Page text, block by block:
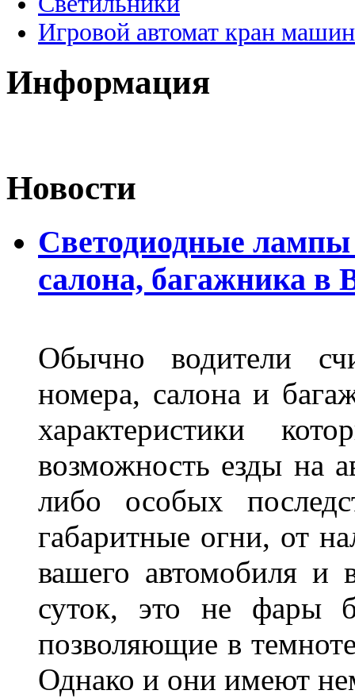
Игровой автомат кран
Информация
Новости
Светодиодные лампы
салона, багажника в
Обычно водители
номера, салона и
характеристики
возможность езды на
либо особых
габаритные огни, от
вашего автомобиля и
суток, это не фары
позволяющие в
Однако и они имеют